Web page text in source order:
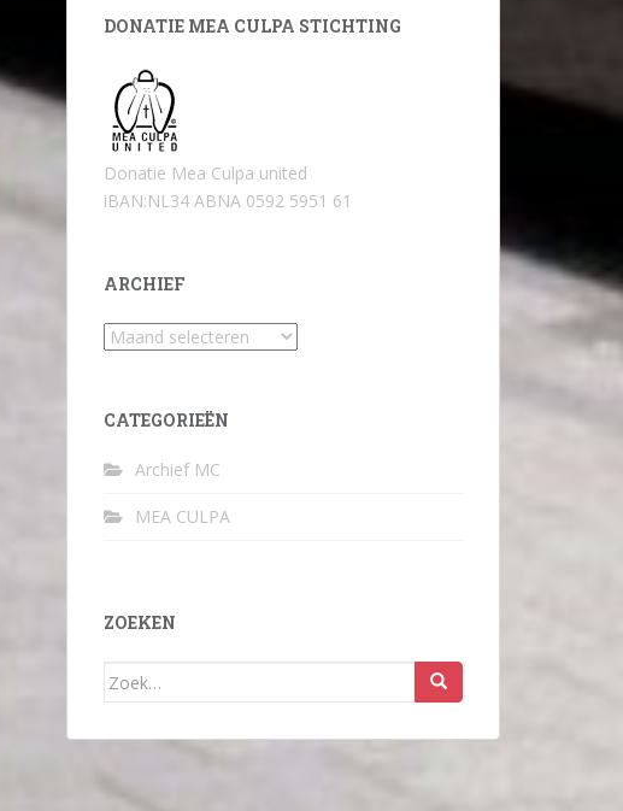
DONATIE MEA CULPA STICHTING
Donatie Mea Culpa united
iBAN:NL34 ABNA 0592 5951 61
ARCHIEF
Archief
CATEGORIEËN
Archief MC
MEA CULPA
ZOEKEN
Zoek